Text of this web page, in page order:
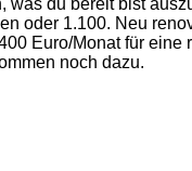
oder 1.100. Neu
Euro/Monat für
noch dazu.